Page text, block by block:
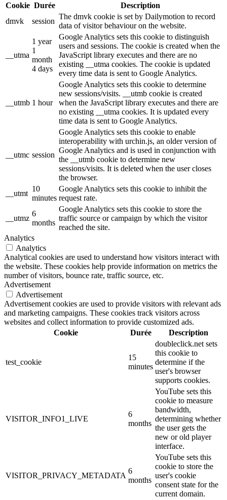
Cookie Durée
Description
dmvk
session
The dmvk cookie is set by Dailymotion to record
data of visitor behaviour on the website.
__utma
1 year
1
month
4 days
Google Analytics sets this cookie to distinguish
users and sessions. The cookie is created when the
JavaScript library executes and there are no
existing __utma cookies. The cookie is updated
every time data is sent to Google Analytics.
__utmb 1 hour
Google Analytics sets this cookie to determine
new sessions/visits. __utmb cookie is created
when the JavaScript library executes and there are
no existing __utma cookies. It is updated every
time data is sent to Google Analytics.
__utmc session
Google Analytics sets this cookie to enable
interoperability with urchin.js, an older version of
Google Analytics and is used in conjunction with
the __utmb cookie to determine new
sessions/visits. It is deleted when the user closes
the browser.
__utmt
10
minutes
Google Analytics sets this cookie to inhibit the
request rate.
__utmz
6
months
Google Analytics sets this cookie to store the
traffic source or campaign by which the visitor
reached the site.
Analytics
Analytics
Analytical cookies are used to understand how visitors interact with
the website. These cookies help provide information on metrics the
number of visitors, bounce rate, traffic source, etc.
Advertisement
Advertisement
Advertisement cookies are used to provide visitors with relevant ads
and marketing campaigns. These cookies track visitors across
websites and collect information to provide customized ads.
Cookie
Durée Description
test_cookie
15
minutes
doubleclick.net sets
this cookie to
determine if the
user's browser
supports cookies.
VISITOR_INFO1_LIVE
6
months
YouTube sets this
cookie to measure
bandwidth,
determining whether
the user gets the
new or old player
interface.
VISITOR_PRIVACY_METADATA
6
months
YouTube sets this
cookie to store the
user's cookie
consent state for the
current domain.